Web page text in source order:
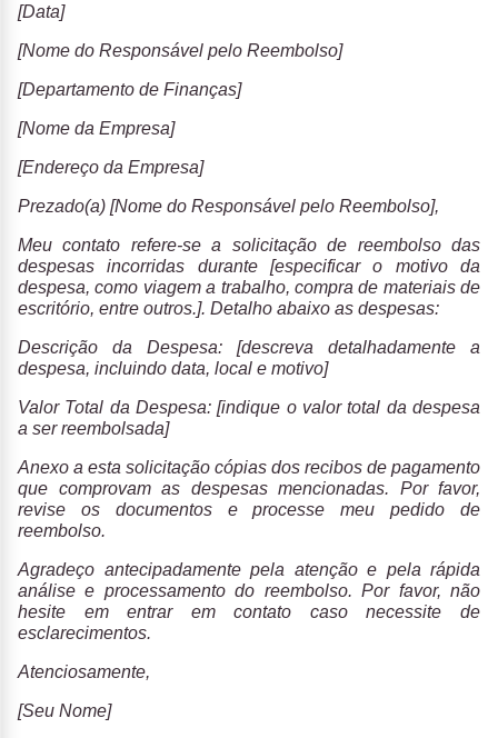
[Data]
[Nome do Responsável pelo Reembolso]
[Departamento de Finanças]
[Nome da Empresa]
[Endereço da Empresa]
Prezado(a) [Nome do Responsável pelo Reembolso],
Meu contato refere-se a solicitação de reembolso das
despesas incorridas durante [especificar o motivo da
despesa, como viagem a trabalho, compra de materiais de
escritório, entre outros.]. Detalho abaixo as despesas:
Descrição da Despesa: [descreva detalhadamente a
despesa, incluindo data, local e motivo]
Valor Total da Despesa: [indique o valor total da despesa
a ser reembolsada]
Anexo a esta solicitação cópias dos recibos de pagamento
que comprovam as despesas mencionadas. Por favor,
revise os documentos e processe meu pedido de
reembolso.
Agradeço antecipadamente pela atenção e pela rápida
análise e processamento do reembolso. Por favor, não
hesite em entrar em contato caso necessite de
esclarecimentos.
Atenciosamente,
[Seu Nome]